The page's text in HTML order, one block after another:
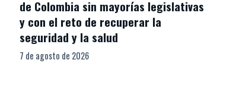
de Colombia sin mayorías legislativas
y con el reto de recuperar la
seguridad y la salud
7 de agosto de 2026